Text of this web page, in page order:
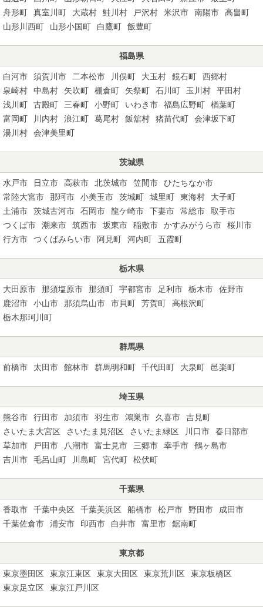
舟形町
真室川町 大蔵村 鮭川村 戸沢村 米沢市 南陽市
高畠町
山形川西町
山形小国町 白鷹町 飯豊町
福島県
白河市 須賀川市 二本松市 川俣町 大玉村 鏡石町
西郷村
泉崎村
中島村 矢吹町 棚倉町 矢祭町 石川町 玉川村
平田村
浅川町
古殿町 三春町 小野町 いわき市 福島広野町
楢葉町
富岡町
川内村 浪江町 葛尾村 飯舘村 猪苗代町
会津坂下町
湯川村
会津美里町
茨城県
水戸市 日立市 高萩市 北茨城市 笠間市
ひたちなか市
常陸大宮市
那珂市 小美玉市 茨城町 城里町 東海村
大子町
土浦市
茨城古河市 石岡市 龍ケ崎市 下妻市 常総市
取手市
つくば市
潮来市 筑西市 坂東市 稲敷市 かすみがうら市
桜川市
行方市
つくばみらい市 阿見町 河内町 五霞町
栃木県
大田原市 那須塩原市 那須町 宇都宮市 足利市 栃木市
佐野市
鹿沼市
小山市 那須烏山市 市貝町 芳賀町
高根沢町
栃木那珂川町
群馬県
前橋市 太田市 館林市 群馬明和町 千代田町 大泉町 邑楽町
埼玉県
熊谷市 行田市 加須市 羽生市 鴻巣市 久喜市
吉見町
さいたま大宮区
さいたま見沼区 さいたま緑区 川口市
春日部市
草加市
戸田市 八潮市 富士見市 三郷市 幸手市
鶴ヶ島市
吉川市
毛呂山町 川島町 宮代町 松伏町
千葉県
香取市 千葉中央区 千葉美浜区 船橋市 松戸市 野田市
成田市
千葉佐倉市
浦安市 印西市 白井市 富里市 鋸南町
東京都
東京墨田区 東京江東区 東京大田区 東京荒川区
東京板橋区
東京足立区
東京江戸川区